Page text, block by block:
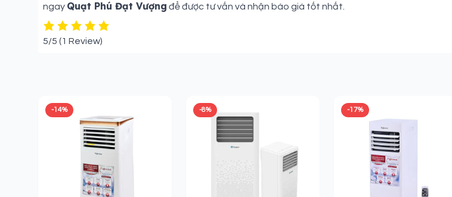
ngay Quạt Phú Đạt Vượng để được tư vấn và nhận báo giá tốt nhất.
5/5 (1 Review)
-14% -8% -17%